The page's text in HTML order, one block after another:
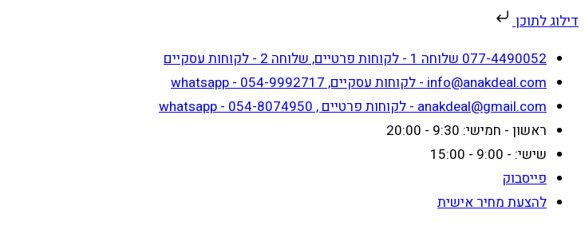
דילוג לתוכן
Skip
content
077-4490052 שלוחה 1 - לקוחות פרטיים, שלוחה 2 - לקוחות עסקיים
info@anakdeal.com - לקוחות עסקיים, whatsapp - 054-9992717
anakdeal@gmail.com - לקוחות פרטיים , whatsapp - 054-8074950
ראשון - חמישי: 9:30 - 20:00
שישי: - 9:00 - 15:00
פייסבוק
להצעת מחיר אישית